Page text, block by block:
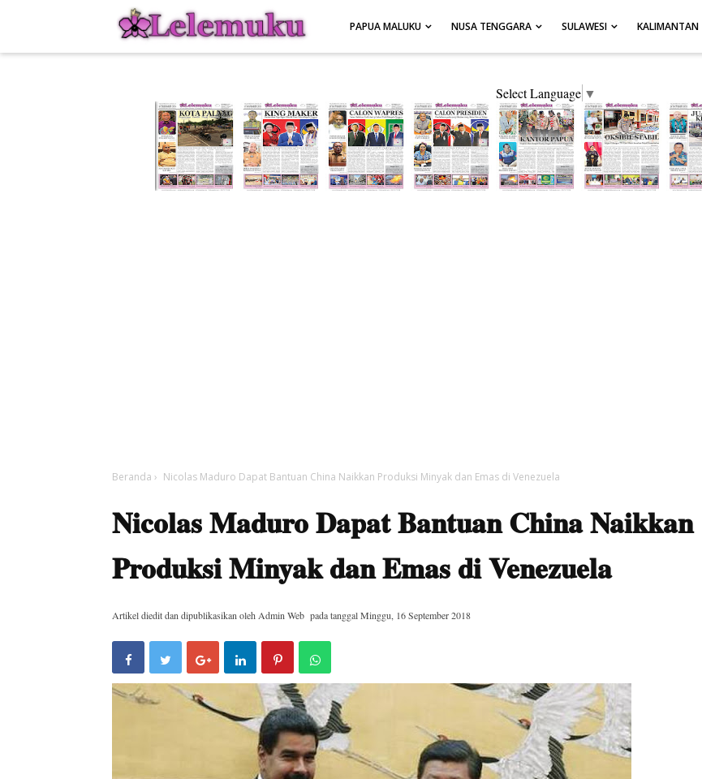
PAPUA MALUKU NUSA TENGGARA SULAWESI KALIMANTAN
Select Language ▼
Beranda › Nicolas Maduro Dapat Bantuan China Naikkan Produksi Minyak dan Emas di Venezuela
Nicolas Maduro Dapat Bantuan China Naikkan
Produksi Minyak dan Emas di Venezuela
Artikel diedit dan dipublikasikan oleh Admin Web pada tanggalMinggu, 16 September 2018